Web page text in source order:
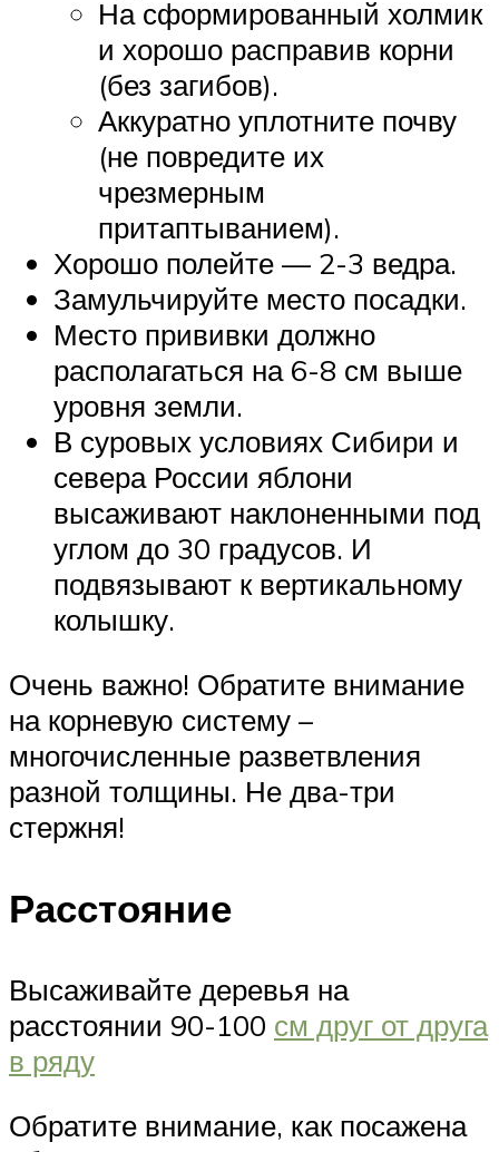
На сформированный холмик
и хорошо расправив корни
(без загибов).
Аккуратно уплотните почву
(не повредите их
чрезмерным
притаптыванием).
Хорошо полейте — 2-3 ведра.
Замульчируйте место посадки.
Место прививки должно
располагаться на 6-8 см выше
уровня земли.
В суровых условиях Сибири и
севера России яблони
высаживают наклоненными под
углом до 30 градусов. И
подвязывают к вертикальному
колышку.
Очень важно! Обратите внимание
на корневую систему –
многочисленные разветвления
разной толщины. Не два-три
стержня!
Расстояние
Высаживайте деревья на
расстоянии 90-100 см друг от друга
в ряду
Обратите внимание, как посажена